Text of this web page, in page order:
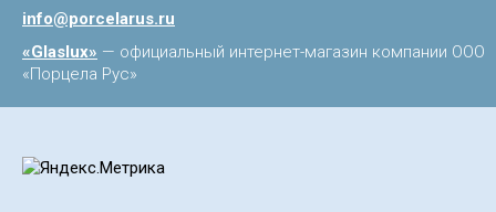
info@porcelarus.ru
«Glaslux» — официальный интернет-магазин компании ООО
«Порцела Рус»